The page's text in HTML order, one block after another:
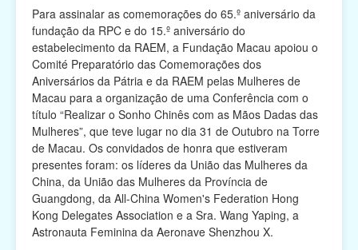
Organismos Internacionais
Outras Instituições
Para assinalar as comemorações do 65.º aniversário da
fundação da RPC e do 15.º aniversário do
estabelecimento da RAEM, a Fundação Macau apoiou o
Comité Preparatório das Comemorações dos
Aniversários da Pátria e da RAEM pelas Mulheres de
Macau para a organização de uma Conferência com o
título “Realizar o Sonho Chinês com as Mãos Dadas das
Mulheres”, que teve lugar no dia 31 de Outubro na Torre
de Macau. Os convidados de honra que estiveram
presentes foram: os líderes da União das Mulheres da
China, da União das Mulheres da Província de
Guangdong, da All-China Women's Federation Hong
Kong Delegates Association e a Sra. Wang Yaping, a
Astronauta Feminina da Aeronave Shenzhou X.